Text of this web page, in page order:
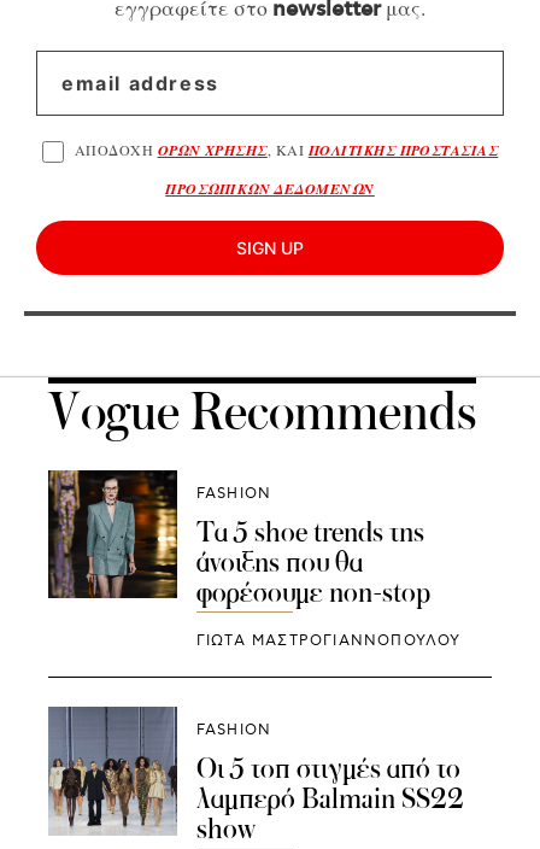
εγγραφείτε στο newsletterμας.
ΑΠΟΔΟΧΗ ΟΡΩΝ ΧΡΗΣΗΣ, ΚΑΙ ΠΟΛΙΤΙΚΗΣ ΠΡΟΣΤΑΣΙΑΣ
ΠΡΟΣΩΠΙΚΩΝ ΔΕΔΟΜΕΝΩΝ
SIGN UP
Vogue Recommends
FASHION
Τα 5 shoe trends της
άνοιξης που θα
φορέσουμε non-stop
ΓΙΩΤΑ ΜΑΣΤΡΟΓΙΑΝΝΟΠΟΥΛΟΥ
FASHION
Οι 5 τοπ στιγμές από το
λαμπερό Balmain SS22
show